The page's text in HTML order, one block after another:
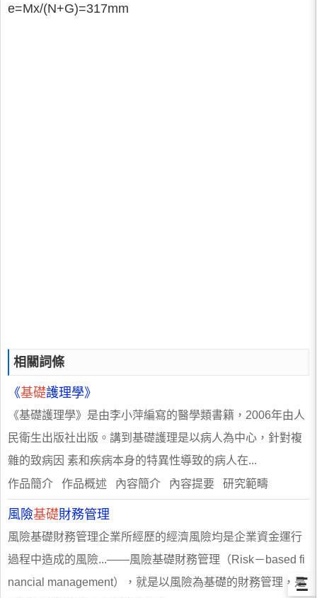
e=Mx/(N+G)=317mm
相關詞條
《基礎護理學》
《基礎護理學》是由李小萍編寫的醫學類書籍，2006年由人
民衛生出版社出版。講到基礎護理是以病人為中心，針對複
雜的致病因 素和疾病本身的特異性導致的病人在...
作品簡介 作品概述 內容簡介 內容提要 研究範疇
風險基礎財務管理
風險基礎財務管理企業所經歷的經濟風險均是企業資金運行
過程中造成的風險...——風險基礎財務管理（Risk－based fi
nancial management），就是以風險為基礎的財務管理，是
Ξ